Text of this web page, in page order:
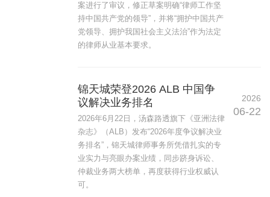
案进行了审议，修正草案明确“律师工作坚
持中国共产党的领导”，并将“拥护中国共产
党领导、拥护我国社会主义法治”作为法定
的律师从业基本要求。
锦天城荣登2026 ALB 中国争
议解决业务排名
2026年6月22日，汤森路透旗下《亚洲法律
杂志》（ALB）发布“2026年度争议解决业
务排名”，锦天城律师事务所凭借扎实的专
业实力与亮眼办案业绩，同步跻身诉讼、
仲裁业务两大榜单，再度获得行业权威认
可。
2026
06-22